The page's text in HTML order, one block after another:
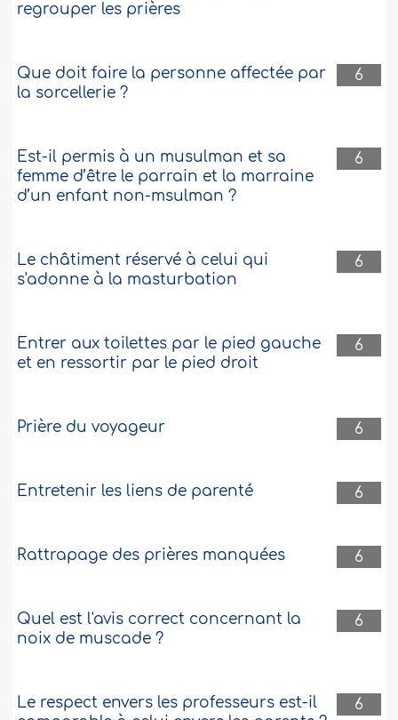
regrouper les prières
6
Que doit faire la personne affectée par
la sorcellerie ?
6
Est-il permis à un musulman et sa
femme d’être le parrain et la marraine
d’un enfant non-msulman ?
6
Le châtiment réservé à celui qui
s'adonne à la masturbation
6
Entrer aux toilettes par le pied gauche
et en ressortir par le pied droit
6
Prière du voyageur
6
Entretenir les liens de parenté
6
Rattrapage des prières manquées
6
Quel est l'avis correct concernant la
noix de muscade ?
6
Le respect envers les professeurs est-il